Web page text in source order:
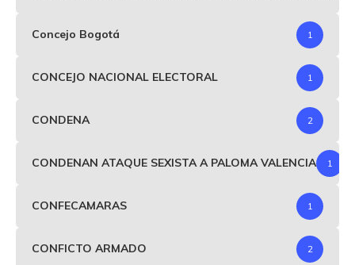
Concejo Bogotá 1
CONCEJO NACIONAL ELECTORAL 1
CONDENA 2
CONDENAN ATAQUE SEXISTA A PALOMA VALENCIA 1
CONFECAMARAS 1
CONFICTO ARMADO 2